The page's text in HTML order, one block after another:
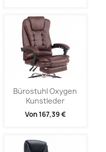
Bürostuhl Oxygen
Kunstleder
Von167,39 €